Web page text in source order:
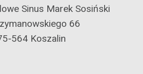
Sinus Marek Sosiński
66
564 Koszalin